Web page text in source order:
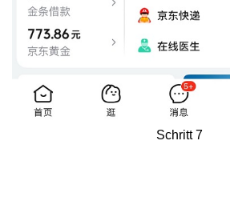
Schritt 7